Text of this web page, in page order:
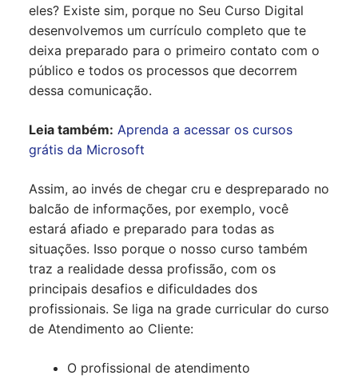
eles? Existe sim, porque no Seu Curso Digital
desenvolvemos um currículo completo que te
deixa preparado para o primeiro contato com o
público e todos os processos que decorrem
dessa comunicação.
Leia também: Aprenda a acessar os cursos
grátis da Microsoft
Assim, ao invés de chegar cru e despreparado no
balcão de informações, por exemplo, você
estará afiado e preparado para todas as
situações. Isso porque o nosso curso também
traz a realidade dessa profissão, com os
principais desafios e dificuldades dos
profissionais. Se liga na grade curricular do curso
de Atendimento ao Cliente:
O profissional de atendimento